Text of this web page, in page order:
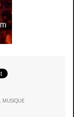
, MUSIQUE